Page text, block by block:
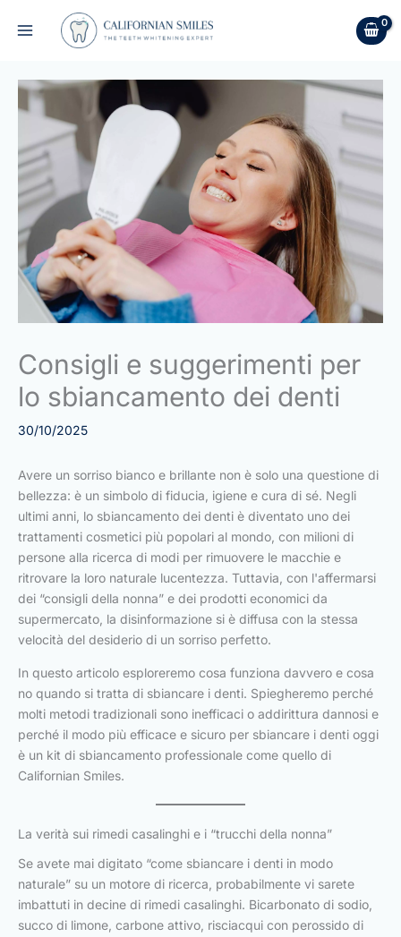
Consigli e suggerimenti per
lo sbiancamento dei denti
30/10/2025
Avere un sorriso bianco e brillante non è solo una questione di
bellezza: è un simbolo di fiducia, igiene e cura di sé. Negli
ultimi anni, lo sbiancamento dei denti è diventato uno dei
trattamenti cosmetici più popolari al mondo, con milioni di
persone alla ricerca di modi per rimuovere le macchie e
ritrovare la loro naturale lucentezza. Tuttavia, con l'affermarsi
dei “consigli della nonna” e dei prodotti economici da
supermercato, la disinformazione si è diffusa con la stessa
velocità del desiderio di un sorriso perfetto.
In questo articolo esploreremo cosa funziona davvero e cosa
no quando si tratta di sbiancare i denti. Spiegheremo perché
molti metodi tradizionali sono inefficaci o addirittura dannosi e
perché il modo più efficace e sicuro per sbiancare i denti oggi
è un kit di sbiancamento professionale come quello di
Californian Smiles.
La verità sui rimedi casalinghi e i “trucchi della nonna”
Se avete mai digitato “come sbiancare i denti in modo
naturale” su un motore di ricerca, probabilmente vi sarete
imbattuti in decine di rimedi casalinghi. Bicarbonato di sodio,
succo di limone, carbone attivo, risciacqui con perossido di